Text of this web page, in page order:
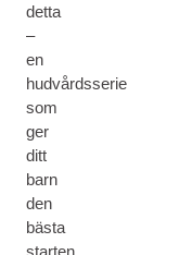
detta
–
en
hudvårdsserie
som
ger
ditt
barn
den
bästa
starten